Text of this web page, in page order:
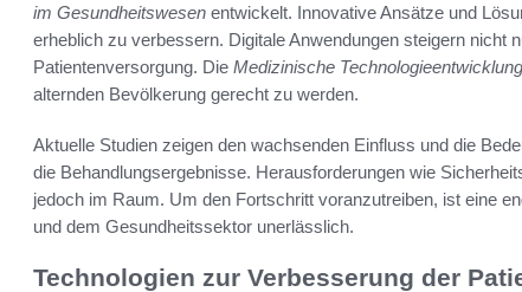
im Gesundheitswesen entwickelt. Innovative Ansätze und
erheblich zu verbessern. Digitale Anwendungen steigern nicht
Patientenversorgung. Die Medizinische Technologieentwicklung
alternden Bevölkerung gerecht zu werden.
Aktuelle Studien zeigen den wachsenden Einfluss und die
die Behandlungsergebnisse. Herausforderungen wie
jedoch im Raum. Um den Fortschritt voranzutreiben, ist eine
und dem Gesundheitssektor unerlässlich.
Technologien zur Verbesserung der